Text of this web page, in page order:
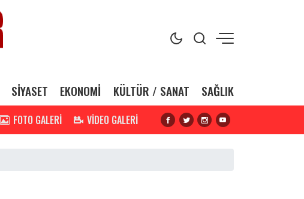
SİYASET EKONOMİ KÜLTÜR / SANAT SAĞLIK
FOTO GALERİ VİDEO GALERİ